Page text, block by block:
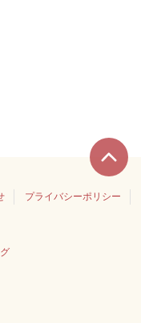
プライバシーポリシー